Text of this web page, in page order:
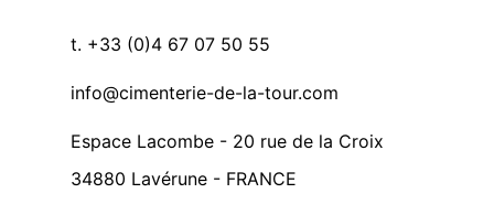
t. +33 (0)4 67 07 50 55
info@cimenterie-de-la-tour.com
Espace Lacombe - 20 rue de la Croix
34880 Lavérune - FRANCE